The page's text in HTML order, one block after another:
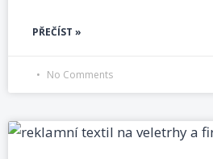
PŘEČÍST »
No Comments